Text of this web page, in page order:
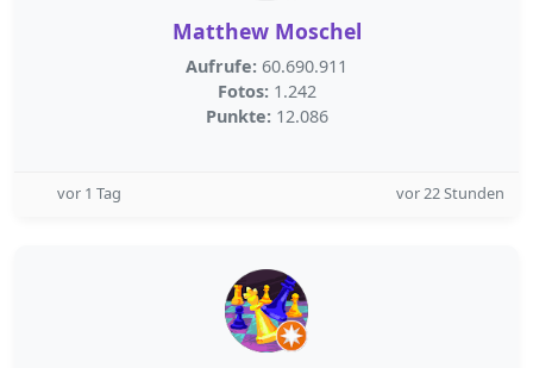
Matthew Moschel
Aufrufe: 60.690.911
Fotos: 1.242
Punkte: 12.086
vor 1 Tag vor 22 Stunden